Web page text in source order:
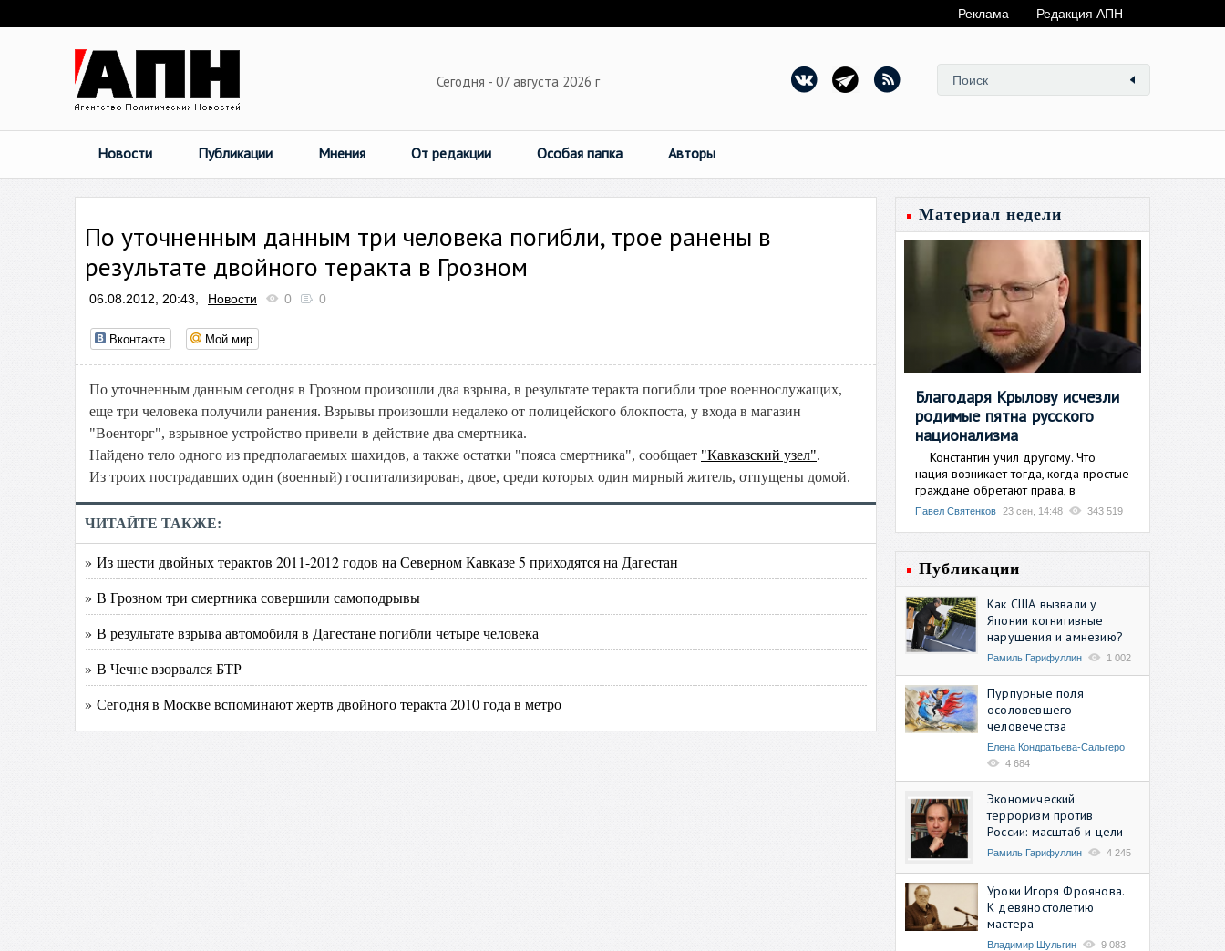
Реклама Редакция АПН
Сегодня - 07 августа 2026 г
Новости Публикации Мнения От редакции Особая папка Авторы
По уточненным данным три человека погибли, трое ранены в
результате двойного теракта в Грозном
06.08.2012, 20:43, Новости 0 0
Вконтакте Мой мир
По уточненным данным сегодня в Грозном произошли два взрыва, в результате теракта погибли трое военнослужащих,
еще три человека получили ранения. Взрывы произошли недалеко от полицейского блокпоста, у входа в магазин
"Военторг", взрывное устройство привели в действие два смертника.
Найдено тело одного из предполагаемых шахидов, а также остатки "пояса смертника", сообщает "Кавказский узел".
Из троих пострадавших один (военный) госпитализирован, двое, среди которых один мирный житель, отпущены домой.
ЧИТАЙТЕ ТАКЖЕ:
» Из шести двойных терактов 2011-2012 годов на Северном Кавказе 5 приходятся на Дагестан
» В Грозном три смертника совершили самоподрывы
» В результате взрыва автомобиля в Дагестане погибли четыре человека
» В Чечне взорвался БТР
» Сегодня в Москве вспоминают жертв двойного теракта 2010 года в метро
Материал недели
Благодаря Крылову исчезли
родимые пятна русского
национализма
Константин учил другому. Что
нация возникает тогда, когда простые
граждане обретают права, в
Павел Святенков 23 сен, 14:48 343 519
Публикации
Как США вызвали у
Японии когнитивные
нарушения и амнезию?
Рамиль Гарифуллин 1 002
Пурпурные поля
осоловевшего
человечества
Елена Кондратьева-Сальгеро
4 684
Экономический
терроризм против
России: масштаб и цели
Рамиль Гарифуллин 4 245
Уроки Игоря Фроянова.
К девяностолетию
мастера
Владимир Шульгин 9 083